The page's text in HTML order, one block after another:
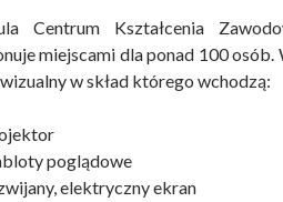
Centrum Kształcenia
miejscami dla ponad 100 osób.
w skład którego wchodzą:
poglądowe
elektryczny ekran